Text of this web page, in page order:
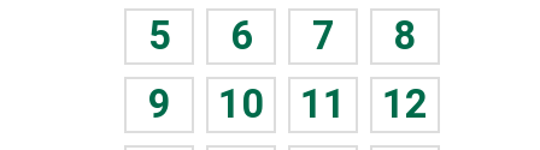
5
6 7
8
9
10 11
12